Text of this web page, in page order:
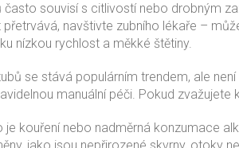
často souvisí s citlivostí nebo drobným
navštivte zubního lékaře –
nízkou rychlost a měkké štětiny.
se stává populárním trendem, ale
manuální péči. Pokud
je kouření nebo nadměrná konzumace